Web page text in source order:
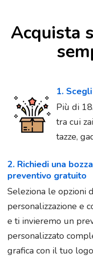
Acquista
1.
Più di
tra cui
tazze,
2. Richiedi una
preventivo gratuito
Seleziona le opzioni
personalizzazione e
e ti invieremo un
personalizzato
grafica con il tuo logo